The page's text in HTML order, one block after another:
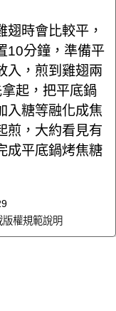
翅時會比較平，
10分鐘，準備平
入，煎到雞翅兩
起，把平底鍋
入糖等融化成焦
煎，大約看見有
成平底鍋烤焦糖
版權規範說明